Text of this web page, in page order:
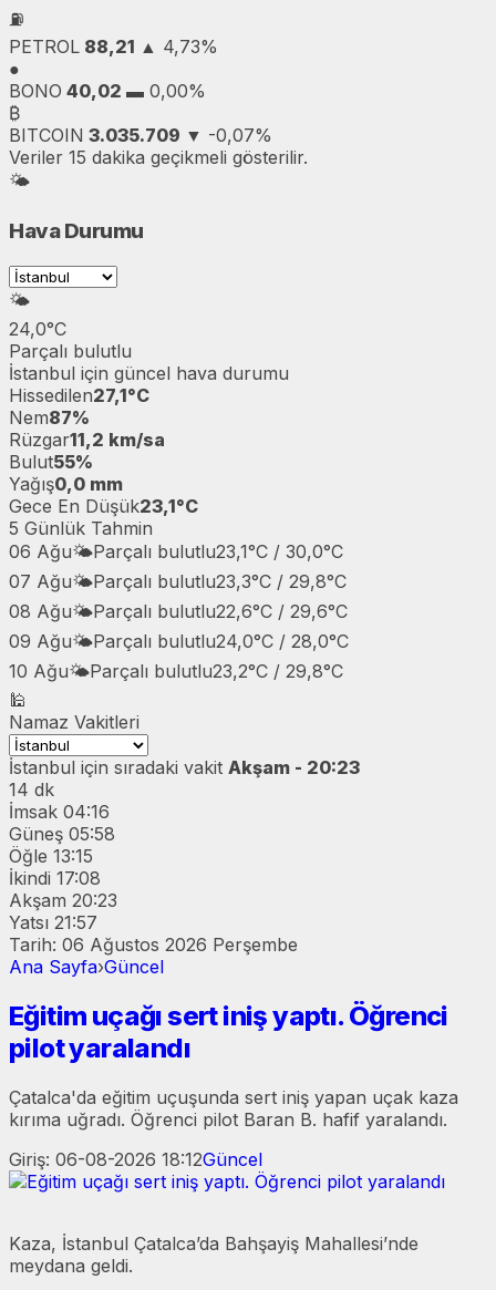
⛽
PETROL 88,21 ▲ 4,73%
●
BONO 40,02 ▬ 0,00%
₿
BITCOIN 3.035.709 ▼ -0,07%
Veriler 15 dakika geçikmeli gösterilir.
🌤️
Hava Durumu
🌤️
24,0°C
Parçalı bulutlu
İstanbul için güncel hava durumu
Hissedilen27,1°C
Nem87%
Rüzgar11,2 km/sa
Bulut55%
Yağış0,0 mm
Gece En Düşük23,1°C
5 Günlük Tahmin
06 Ağu🌤️Parçalı bulutlu23,1°C / 30,0°C
07 Ağu🌤️Parçalı bulutlu23,3°C / 29,8°C
08 Ağu🌤️Parçalı bulutlu22,6°C / 29,6°C
09 Ağu🌤️Parçalı bulutlu24,0°C / 28,0°C
10 Ağu🌤️Parçalı bulutlu23,2°C / 29,8°C
🕌
Namaz Vakitleri
İstanbul için sıradaki vakit Akşam - 20:23
14 dk
İmsak 04:16
Güneş 05:58
Öğle 13:15
İkindi 17:08
Akşam 20:23
Yatsı 21:57
Tarih: 06 Ağustos 2026 Perşembe
Ana Sayfa›Güncel
Eğitim uçağı sert iniş yaptı. Öğrenci
pilot yaralandı
Çatalca'da eğitim uçuşunda sert iniş yapan uçak kaza
kırıma uğradı. Öğrenci pilot Baran B. hafif yaralandı.
Giriş: 06-08-2026 18:12Güncel
Kaza, İstanbul Çatalca’da Bahşayiş Mahallesi’nde
meydana geldi.